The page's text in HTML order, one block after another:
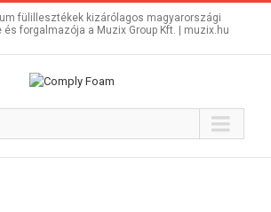
fülillesztékek kizárólagos magyarországi
forgalmazója a Muzix Group Kft. | muzix.hu